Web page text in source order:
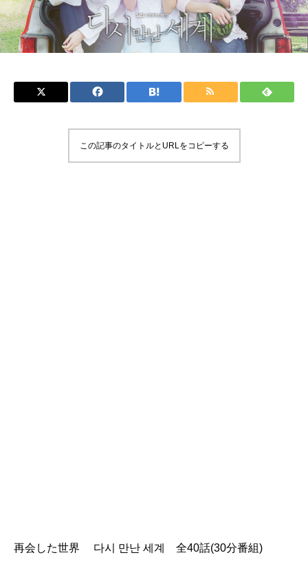
この記事のタイトルとURLをコピーする
再会した世界 다시 만난 세계 全40話(30分番組)